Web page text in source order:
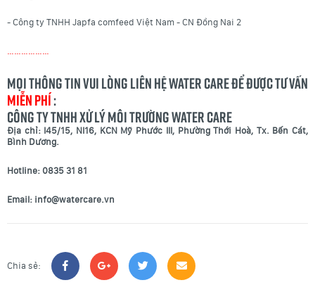
- Công ty TNHH Japfa comfeed Việt Nam - CN Đồng Nai 2
………………
Mọi thông tin vui lòng liên hệ Water Care để được tư vấn
MIỄN PHÍ:
CÔNG TY TNHH XỬ LÝ MÔI TRƯỜNG WATER CARE
Địa chỉ: I45/15, NI16, KCN Mỹ Phước III, Phường Thới Hoà, Tx. Bến Cát,
Bình Dương.
Hotline: 0835 31 81
Email: info@watercare.vn
Chia sẻ: